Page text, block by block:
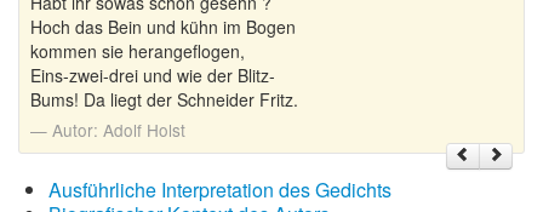
Hoch das Bein und kühn im Bogen
kommen sie herangeflogen,
Eins-zwei-drei und wie der Blitz-
Bums! Da liegt der Schneider Fritz.
Autor: Adolf Holst
Ausführliche Interpretation des Gedichts